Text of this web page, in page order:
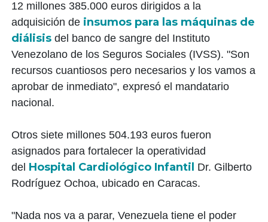
12 millones 385.000 euros dirigidos a la
adquisición deinsumos para las máquinas de
diálisis del banco de sangre del Instituto
Venezolano de los Seguros Sociales (IVSS). "Son
recursos cuantiosos pero necesarios y los vamos a
aprobar de inmediato", expresó el mandatario
nacional.
Otros siete millones 504.193 euros fueron
asignados para fortalecer la operatividad
del Hospital Cardiológico Infantil Dr. Gilberto
Rodríguez Ochoa, ubicado en Caracas.
"Nada nos va a parar, Venezuela tiene el poder